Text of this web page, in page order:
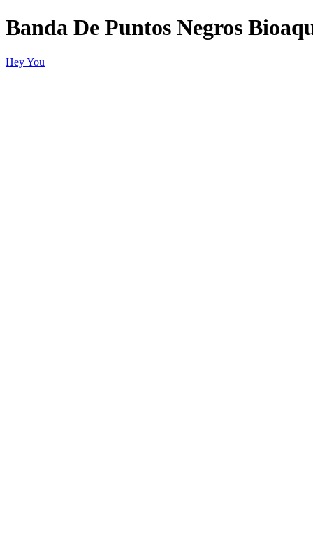
Banda De Puntos Negros
Hey You